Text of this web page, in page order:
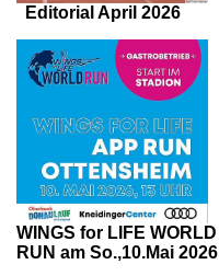
Editorial April 2026
WINGS for LIFE WORLD
RUN am So.,10.Mai 2026